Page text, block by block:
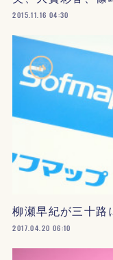
2015.11.16 04:30
柳瀬早紀が三十路
2017.04.20 06:10